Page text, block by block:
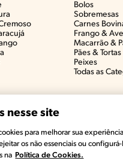
Bolos
Sobremesas
Carnes
Frango &
Macarrão &
Pães & Tortas​
Peixes
Todas as
nesse site
para melhorar sua
os não essenciais ou configurá-
na Política de Cookies.